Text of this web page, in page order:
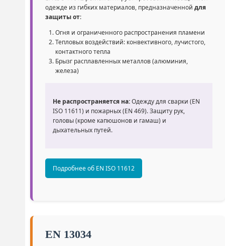
одежде из гибких материалов, предназначенной для
защиты от:
Огня и ограниченного распространения пламени
Тепловых воздействий: конвективного, лучистого,
контактного тепла
Брызг расплавленных металлов (алюминия,
железа)
Не распространяется на:Одежду для сварки (EN
ISO 11611) и пожарных (EN 469). Защиту рук,
головы (кроме капюшонов и гамаш) и
дыхательных путей.
Подробнее об EN ISO 11612
EN 13034